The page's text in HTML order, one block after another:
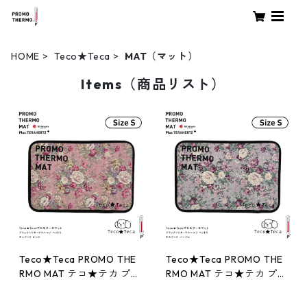
HOME Teco★Teca MAT（マット）
Items（商品リスト）
Teco★Teca PROMO THE
RMO MAT テコ★テカ プロ
Teco★Teca PROMO THE
RMO MAT テコ★テカ プロ